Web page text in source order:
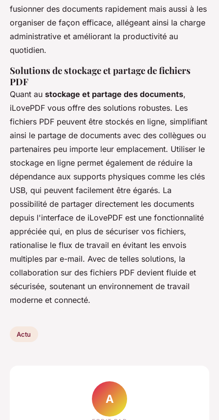
fusionner des documents rapidement mais aussi à les
organiser de façon efficace, allégeant ainsi la charge
administrative et améliorant la productivité au
quotidien.
Solutions de stockage et partage de fichiers
PDF
Quant au stockage et partage des documents,
iLovePDF vous offre des solutions robustes. Les
fichiers PDF peuvent être stockés en ligne, simplifiant
ainsi le partage de documents avec des collègues ou
partenaires peu importe leur emplacement. Utiliser le
stockage en ligne permet également de réduire la
dépendance aux supports physiques comme les clés
USB, qui peuvent facilement être égarés. La
possibilité de partager directement les documents
depuis l'interface de iLovePDF est une fonctionnalité
appréciée qui, en plus de sécuriser vos fichiers,
rationalise le flux de travail en évitant les envois
multiples par e-mail. Avec de telles solutions, la
collaboration sur des fichiers PDF devient fluide et
sécurisée, soutenant un environnement de travail
moderne et connecté.
Actu
A